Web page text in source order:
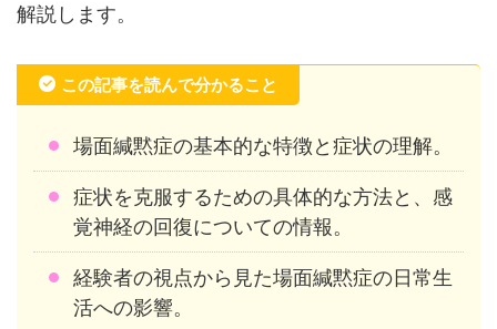
解説します。
この記事を読んで分かること
場面緘黙症の基本的な特徴と症状の理解。
症状を克服するための具体的な方法と、感
覚神経の回復についての情報。
経験者の視点から見た場面緘黙症の日常生
活への影響。